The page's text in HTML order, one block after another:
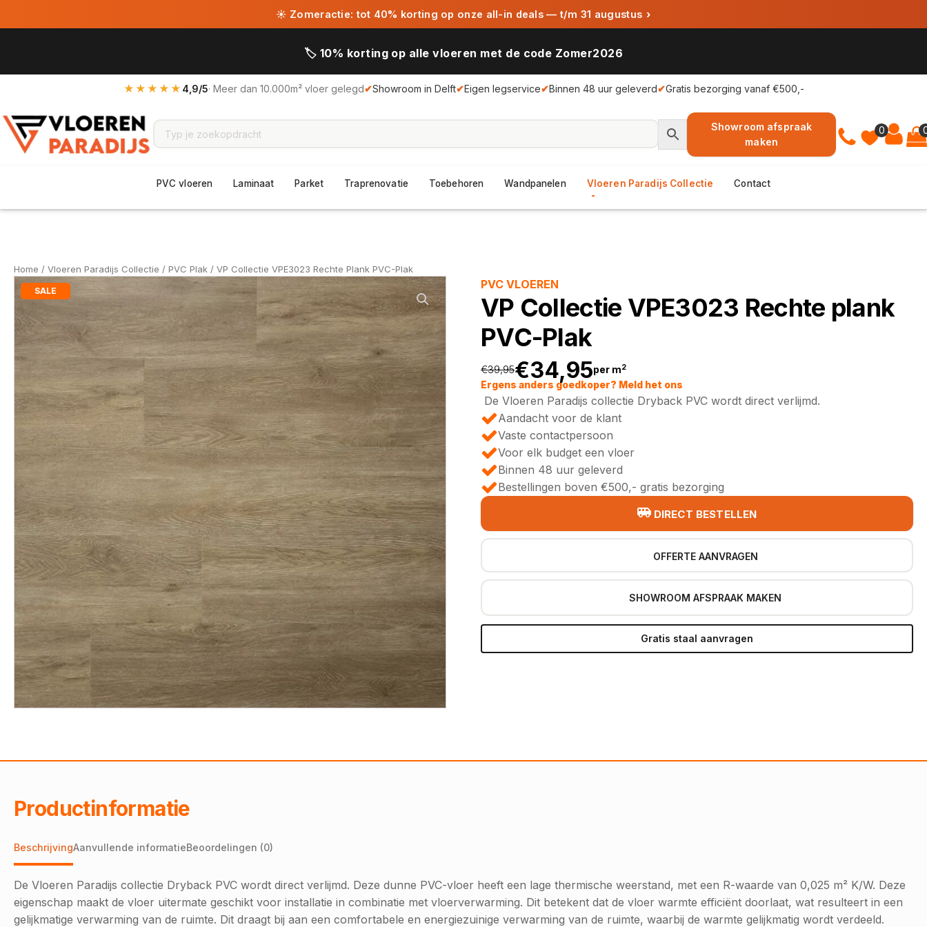
☀ Zomeractie: tot 40% korting op onze all-in deals — t/m 31 augustus ›
🏷️ 10% korting op alle vloeren met de code Zomer2026
★★★★★ 4,9/5· Meer dan 10.000m² vloer gelegd✔Showroom in Delft✔Eigen legservice✔Binnen 48 uur geleverd✔Gratis bezorging vanaf €500,-
0
Showroom afspraak
maken
PVC vloeren Laminaat Parket Traprenovatie Toebehoren Wandpanelen Vloeren Paradijs Collectie Contact
Home / Vloeren Paradijs Collectie / PVC Plak / VP Collectie VPE3023 Rechte Plank PVC-Plak
SALE PVC VLOEREN
VP Collectie VPE3023 Rechte plank
PVC-Plak
€39,95
Oorspronkelijke
prijs
was:
€39,95.
€34,95
Huidige
prijs
is:
€34,95.
per m2
Ergens anders goedkoper? Meld het ons
De Vloeren Paradijs collectie Dryback PVC wordt direct verlijmd.
Aandacht voor de klant
Vaste contactpersoon
Voor elk budget een vloer
Binnen 48 uur geleverd
Bestellingen boven €500,- gratis bezorging
DIRECT BESTELLEN
OFFERTE AANVRAGEN
SHOWROOM AFSPRAAK MAKEN
Gratis staal aanvragen
Productinformatie
BeschrijvingAanvullende informatieBeoordelingen (0)
De Vloeren Paradijs collectie Dryback PVC wordt direct verlijmd. Deze dunne PVC-vloer heeft een lage thermische weerstand, met een R-waarde van 0,025 m² K/W. Deze
eigenschap maakt de vloer uitermate geschikt voor installatie in combinatie met vloerverwarming. Dit betekent dat de vloer warmte efficiënt doorlaat, wat resulteert in een
gelijkmatige verwarming van de ruimte. Dit draagt bij aan een comfortabele en energiezuinige verwarming van de ruimte, waarbij de warmte gelijkmatig wordt verdeeld.